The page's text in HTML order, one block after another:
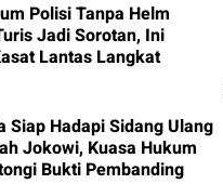
Polisi Tanpa Helm
Jadi Sorotan, Ini
Lantas Langkat
Siap Hadapi Sidang Ulang
Jokowi, Kuasa Hukum
Bukti Pembanding